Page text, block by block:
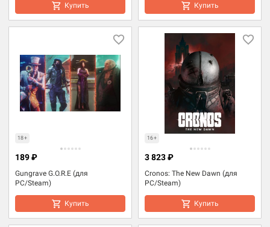
Купить Купить
18+
Gungrave G.O.R.E (для
PC/Steam)
189 ₽
Купить
16+
Cronos: The New Dawn (для
PC/Steam)
3 823 ₽
Купить